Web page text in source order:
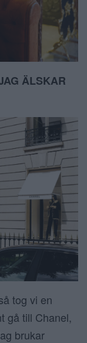
ÄLSKAR
tog vi en
gå till Chanel,
brukar